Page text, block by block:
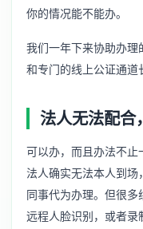
你的情况能不能办。
我们一年下来协助办理
和专门的线上公证通道
法人无法配合
可以办，而且办法不止
法人确实无法本人到
同事代为办理。但很
远程人脸识别，或者录